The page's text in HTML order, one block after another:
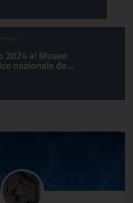
2024 al Museo
nazionale de...